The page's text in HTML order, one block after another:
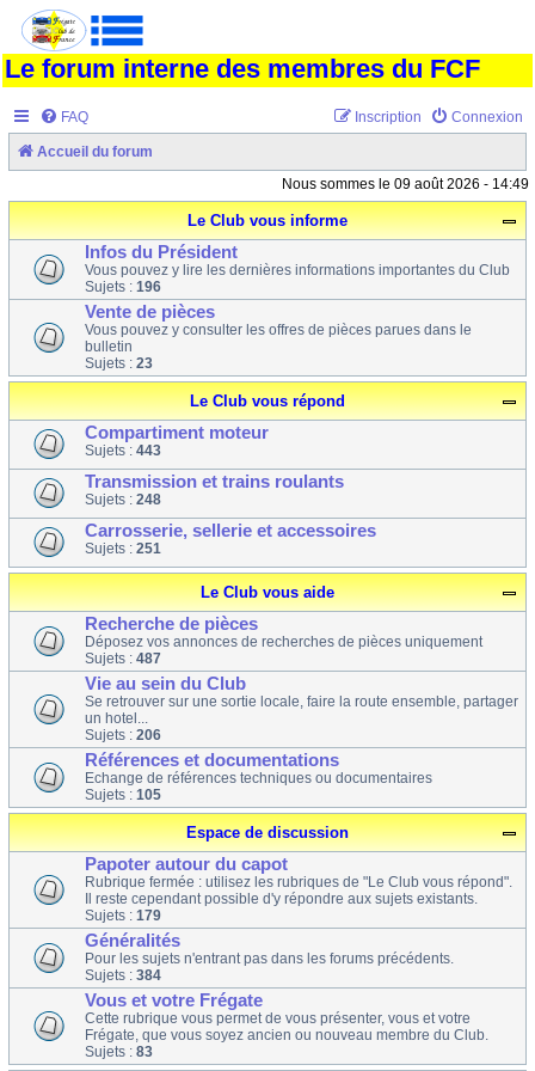
Le forum interne des membres du FCF
FAQ Connexion
Inscription
Accueil du forum
Nous sommes le 09 août 2026 - 14:49
Le Club vous informe
Infos du Président
Vous pouvez y lire les dernières informations importantes du Club
Sujets : 196
Vente de pièces
Vous pouvez y consulter les offres de pièces parues dans le
bulletin
Sujets : 23
Le Club vous répond
Compartiment moteur
Sujets : 443
Transmission et trains roulants
Sujets : 248
Carrosserie, sellerie et accessoires
Sujets : 251
Le Club vous aide
Recherche de pièces
Déposez vos annonces de recherches de pièces uniquement
Sujets : 487
Vie au sein du Club
Se retrouver sur une sortie locale, faire la route ensemble, partager
un hotel...
Sujets : 206
Références et documentations
Echange de références techniques ou documentaires
Sujets : 105
Espace de discussion
Papoter autour du capot
Rubrique fermée : utilisez les rubriques de "Le Club vous répond".
Il reste cependant possible d'y répondre aux sujets existants.
Sujets : 179
Généralités
Pour les sujets n'entrant pas dans les forums précédents.
Sujets : 384
Vous et votre Frégate
Cette rubrique vous permet de vous présenter, vous et votre
Frégate, que vous soyez ancien ou nouveau membre du Club.
Sujets : 83